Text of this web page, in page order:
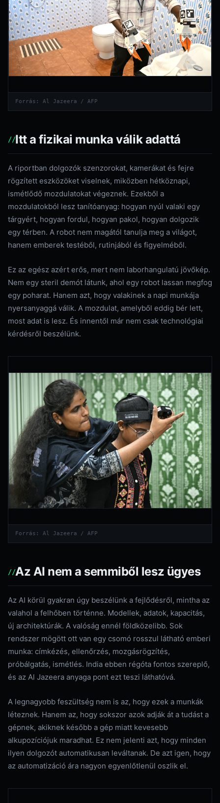
Forrás: Al Jazeera / AFP
Itt a fizikai munka válik adattá
A riportban dolgozók szenzorokat, kamerákat és fejre
rögzített eszközöket viselnek, miközben hétköznapi,
ismétlődő mozdulatokat végeznek. Ezekből a
mozdulatokból lesz tanítóanyag: hogyan nyúl valaki egy
tárgyért, hogyan fordul, hogyan pakol, hogyan dolgozik
egy térben. A robot nem magától tanulja meg a világot,
hanem emberek testéből, rutinjából és figyelméből.
Ez az egész azért erős, mert nem laborhangulatú jövőkép.
Nem egy steril demót látunk, ahol egy robot lassan megfog
egy poharat. Hanem azt, hogy valakinek a napi munkája
nyersanyaggá válik. A mozdulat, amelyből eddig bér lett,
most adat is lesz. És innentől már nem csak technológiai
kérdésről beszélünk.
Forrás: Al Jazeera / AFP
Az AI nem a semmiből lesz ügyes
Az AI körül gyakran úgy beszélünk a fejlődésről, mintha az
valahol a felhőben történne. Modellek, adatok, kapacitás,
új architektúrák. A valóság ennél földközelibb. Sok
rendszer mögött ott van egy csomó rosszul látható emberi
munka: címkézés, ellenőrzés, mozgásrögzítés,
próbálgatás, ismétlés. India ebben régóta fontos szereplő,
és az Al Jazeera anyaga pont ezt teszi láthatóvá.
A legnagyobb feszültség nem is az, hogy ezek a munkák
léteznek. Hanem az, hogy sokszor azok adják át a tudást a
gépnek, akiknek később a gép miatt kevesebb
alkupozíciójuk maradhat. Ez nem jelenti azt, hogy minden
ilyen dolgozót automatikusan leváltanak. De azt igen, hogy
az automatizáció ára nagyon egyenlőtlenül oszlik el.